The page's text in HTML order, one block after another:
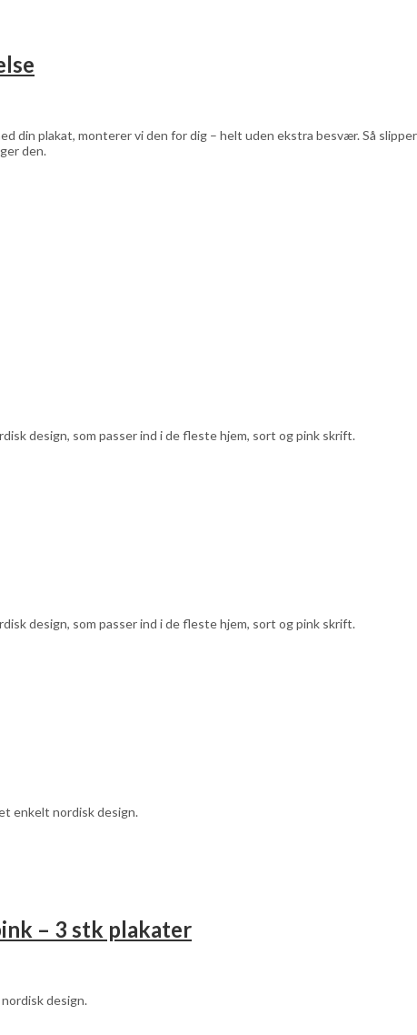
din plakat, monterer vi den for dig – helt uden ekstra besvær. Så
den.
design, som passer ind i de fleste hjem, sort og pink skrift.
design, som passer ind i de fleste hjem, sort og pink skrift.
enkelt nordisk design.
– 3 stk plakater
design.